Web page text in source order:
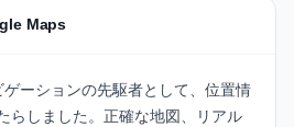
Maps
ーションの先駆者として、位置情
らしました。正確な地図、リアル